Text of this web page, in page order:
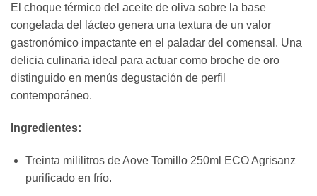
El choque térmico del aceite de oliva sobre la base
congelada del lácteo genera una textura de un valor
gastronómico impactante en el paladar del comensal. Una
delicia culinaria ideal para actuar como broche de oro
distinguido en menús degustación de perfil
contemporáneo.
Ingredientes:
Treinta mililitros de Aove Tomillo 250ml ECO Agrisanz
purificado en frío.